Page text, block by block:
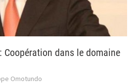
Coopération dans le domaine
Omotundo